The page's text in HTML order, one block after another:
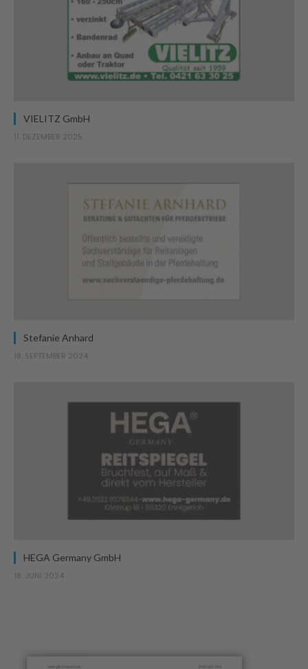
VIELITZ GmbH
11. DEZEMBER 2025
Stefanie Anhard
18. SEPTEMBER 2024
HEGA Germany GmbH
18. JUNI 2024